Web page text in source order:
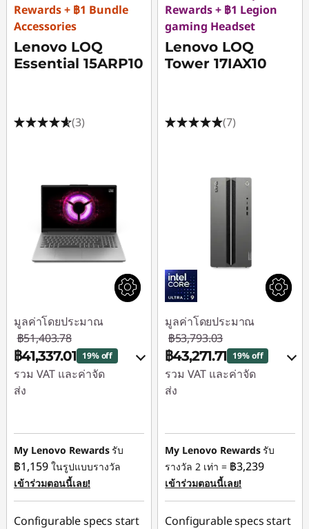
Rewards + ฿1 Bundle
Accessories
Lenovo LOQ
Essential 15ARP10
(3)
มูลค่าโดยประมาณ
฿51,403.78
฿41,337.01 19% off
รวม VAT และค่าจัด
ส่ง
฿9,630.38
หรือ
การประหยัด
eCoupon :-
฿10,066.77
My Lenovo Rewardsรับ
฿1,159 ในรูปแบบรางวัล
เข้าร่วมตอนนี้เลย!
Configurable specs start
Rewards + ฿1 Legion
gaming Headset
Lenovo LOQ
Tower 17IAX10
(7)
มูลค่าโดยประมาณ
฿53,793.03
฿43,271.71 19% off
รวม VAT และค่าจัด
ส่ง
฿10,042.59
หรือ
การประหยัด
eCoupon :-
฿10,521.32
My Lenovo Rewardsรับ
รางวัล 2 เท่า = ฿3,239
เข้าร่วมตอนนี้เลย!
Configurable specs start